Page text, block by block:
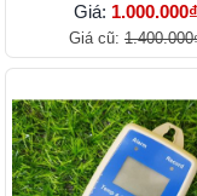
Giá: 1.000.000₫
Giá cũ: